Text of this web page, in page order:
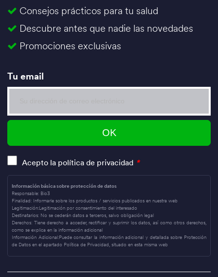
Consejos prácticos para tu salud
Descubre antes que nadie las novedades
Promociones exclusivas
Tu email
Acepto la política de privacidad *
Información básica sobre protección de datos
Responsable: Bio3
Finalidad: Informarle sobre los productos / servicios publicados en nuestra web
Legitimación:Legitimación por consentimiento del interesado
Destinatarios: No se cederán datos a terceros, salvo obligación legal
Derechos: Tiene derecho a acceder, rectificar y suprimir los datos, así como otros derechos,
como se explica en la información adicional
Información Adicional:Puede consultar la información adicional y detallada sobre Protección
de Datos en el apartado Política de Privacidad, situado en esta misma web